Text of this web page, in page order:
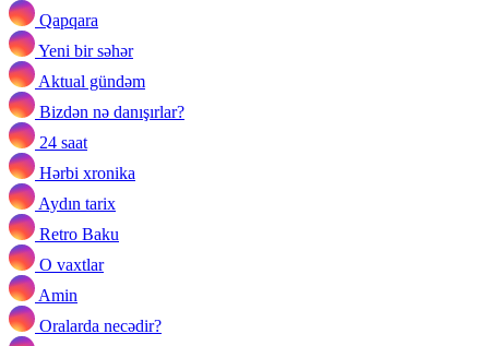
Qapqara
Yeni bir səhər
Aktual gündəm
Bizdən nə danışırlar?
24 saat
Hərbi xronika
Aydın tarix
Retro Baku
O vaxtlar
Amin
Oralarda necədir?